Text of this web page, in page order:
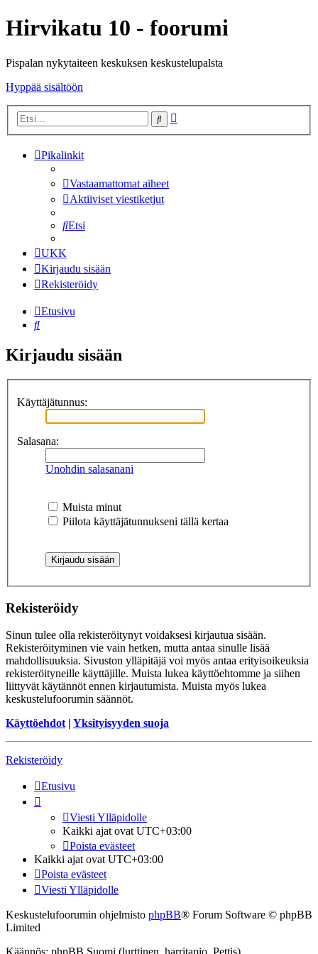
Hirvikatu 10 - foorumi
Pispalan nykytaiteen keskuksen keskustelupalsta
Hyppää sisältöön
Etsi
Pikalinkit
Vastaamattomat aiheet
Aktiiviset viestiketjut
Etsi
UKK
Kirjaudu sisään
Rekisteröidy
Etusivu
Etsi
Kirjaudu sisään
Käyttäjätunnus:
Salasana:
Unohdin salasanani
Muista minut
Piilota käyttäjätunnukseni tällä kertaa
Rekisteröidy
Sinun tulee olla rekisteröitynyt voidaksesi kirjautua sisään.
Rekisteröityminen vie vain hetken, mutta antaa sinulle lisää
mahdollisuuksia. Sivuston ylläpitäjä voi myös antaa erityisoikeuksia
rekisteröityneille käyttäjille. Muista lukea käyttöehtomme ja siihen
liittyvät käytännöt ennen kirjautumista. Muista myös lukea
keskustelufoorumin säännöt.
Käyttöehdot | Yksityisyyden suoja
Rekisteröidy
Etusivu
Viesti Ylläpidolle
Kaikki ajat ovat UTC+03:00
Poista evästeet
Kaikki ajat ovat UTC+03:00
Poista evästeet
Viesti Ylläpidolle
Keskustelufoorumin ohjelmisto phpBB® Forum Software © phpBB
Limited